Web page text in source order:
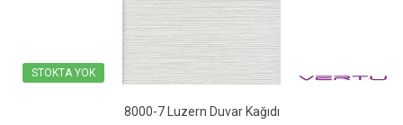
STOKTA YOK
8000-7 Luzern Duvar Kağıdı